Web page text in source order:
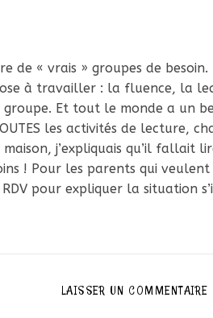
de « vrais » groupes de
à travailler : la fluence, la
Et tout le monde a un
les activités de lecture,
j’expliquais qu’il fallait
! Pour les parents qui
pour expliquer la situation
LAISSER UN COMMENTAIRE